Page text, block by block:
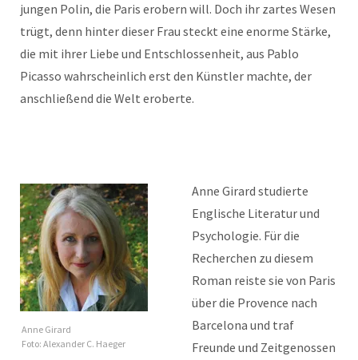
jungen Polin, die Paris erobern will. Doch ihr zartes Wesen
trügt, denn hinter dieser Frau steckt eine enorme Stärke,
die mit ihrer Liebe und Entschlossenheit, aus Pablo
Picasso wahrscheinlich erst den Künstler machte, der
anschließend die Welt eroberte.
Anne Girard
Foto: Alexander C. Haeger
Anne Girard studierte
Englische Literatur und
Psychologie. Für die
Recherchen zu diesem
Roman reiste sie von Paris
über die Provence nach
Barcelona und traf
Freunde und Zeitgenossen